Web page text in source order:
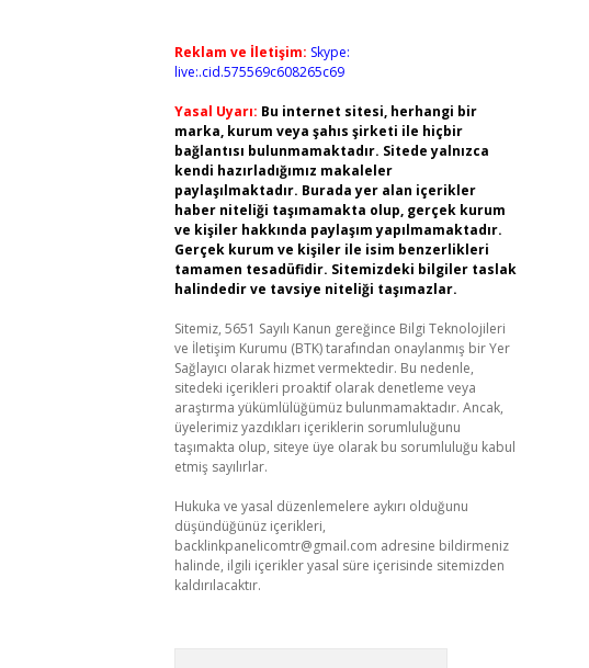
Reklam ve İletişim: Skype:
live:.cid.575569c608265c69
Yasal Uyarı: Bu internet sitesi, herhangi bir
marka, kurum veya şahıs şirketi ile hiçbir
bağlantısı bulunmamaktadır. Sitede yalnızca
kendi hazırladığımız makaleler
paylaşılmaktadır. Burada yer alan içerikler
haber niteliği taşımamakta olup, gerçek kurum
ve kişiler hakkında paylaşım yapılmamaktadır.
Gerçek kurum ve kişiler ile isim benzerlikleri
tamamen tesadüfidir. Sitemizdeki bilgiler taslak
halindedir ve tavsiye niteliği taşımazlar.
Sitemiz, 5651 Sayılı Kanun gereğince Bilgi Teknolojileri
ve İletişim Kurumu (BTK) tarafından onaylanmış bir Yer
Sağlayıcı olarak hizmet vermektedir. Bu nedenle,
sitedeki içerikleri proaktif olarak denetleme veya
araştırma yükümlülüğümüz bulunmamaktadır. Ancak,
üyelerimiz yazdıkları içeriklerin sorumluluğunu
taşımakta olup, siteye üye olarak bu sorumluluğu kabul
etmiş sayılırlar.
Hukuka ve yasal düzenlemelere aykırı olduğunu
düşündüğünüz içerikleri,
backlinkpanelicomtr@gmail.com adresine bildirmeniz
halinde, ilgili içerikler yasal süre içerisinde sitemizden
kaldırılacaktır.